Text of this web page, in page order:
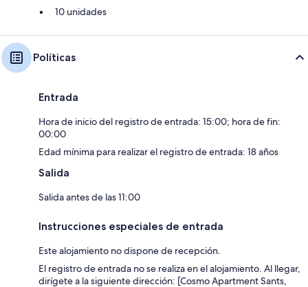
10 unidades
Políticas
Entrada
Hora de inicio del registro de entrada: 15:00; hora de fin:
00:00
Edad mínima para realizar el registro de entrada: 18 años
Salida
Salida antes de las 11:00
Instrucciones especiales de entrada
Este alojamiento no dispone de recepción.
El registro de entrada no se realiza en el alojamiento. Al llegar,
dirígete a la siguiente dirección: [Cosmo Apartment Sants,